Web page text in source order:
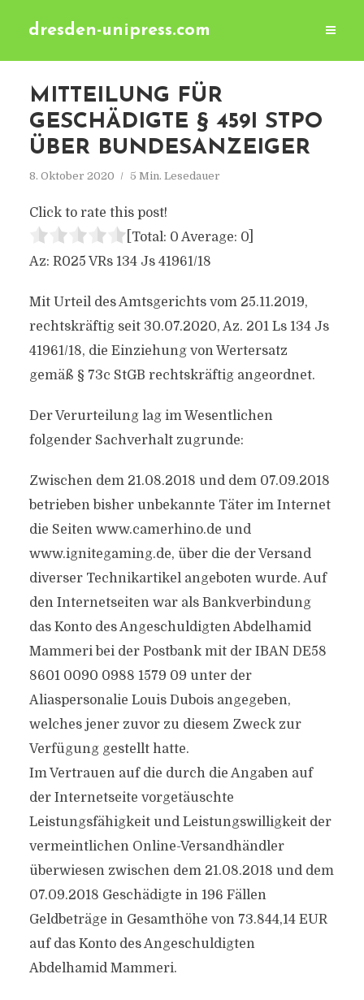
dresden-unipress.com
MITTEILUNG FÜR
GESCHÄDIGTE § 459I STPO
ÜBER BUNDESANZEIGER
8. Oktober 2020 5 Min. Lesedauer
Click to rate this post!
[Total: 0 Average: 0]
Az: R025 VRs 134 Js 41961/18
Mit Urteil des Amtsgerichts vom 25.11.2019,
rechtskräftig seit 30.07.2020, Az. 201 Ls 134 Js
41961/18, die Einziehung von Wertersatz
gemäß § 73c StGB rechtskräftig angeordnet.
Der Verurteilung lag im Wesentlichen
folgender Sachverhalt zugrunde:
Zwischen dem 21.08.2018 und dem 07.09.2018
betrieben bisher unbekannte Täter im Internet
die Seiten www.camerhino.de und
www.ignitegaming.de, über die der Versand
diverser Technikartikel angeboten wurde. Auf
den Internetseiten war als Bankverbindung
das Konto des Angeschuldigten Abdelhamid
Mammeri bei der Postbank mit der IBAN DE58
8601 0090 0988 1579 09 unter der
Aliaspersonalie Louis Dubois angegeben,
welches jener zuvor zu diesem Zweck zur
Verfügung gestellt hatte.
Im Vertrauen auf die durch die Angaben auf
der Internetseite vorgetäuschte
Leistungsfähigkeit und Leistungswilligkeit der
vermeintlichen Online-Versandhändler
überwiesen zwischen dem 21.08.2018 und dem
07.09.2018 Geschädigte in 196 Fällen
Geldbeträge in Gesamthöhe von 73.844,14 EUR
auf das Konto des Angeschuldigten
Abdelhamid Mammeri.